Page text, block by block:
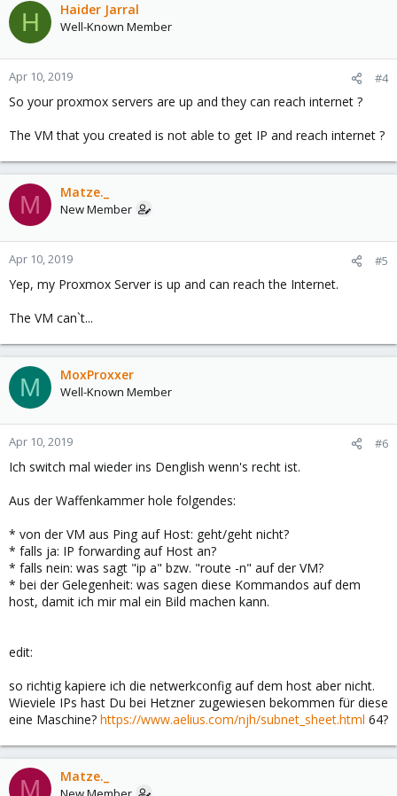
H Haider Jarral
Well-Known Member
Apr 10, 2019 #4
So your proxmox servers are up and they can reach internet ?
The VM that you created is not able to get IP and reach internet ?
M Matze._
New Member
Apr 10, 2019 #5
Yep, my Proxmox Server is up and can reach the Internet.
The VM can`t...
M MoxProxxer
Well-Known Member
Apr 10, 2019 #6
Ich switch mal wieder ins Denglish wenn's recht ist.
Aus der Waffenkammer hole folgendes:
* von der VM aus Ping auf Host: geht/geht nicht?
* falls ja: IP forwarding auf Host an?
* falls nein: was sagt "ip a" bzw. "route -n" auf der VM?
* bei der Gelegenheit: was sagen diese Kommandos auf dem
host, damit ich mir mal ein Bild machen kann.
edit:
so richtig kapiere ich die netwerkconfig auf dem host aber nicht.
Wieviele IPs hast Du bei Hetzner zugewiesen bekommen für diese
eine Maschine? https://www.aelius.com/njh/subnet_sheet.html 64?
M Matze._